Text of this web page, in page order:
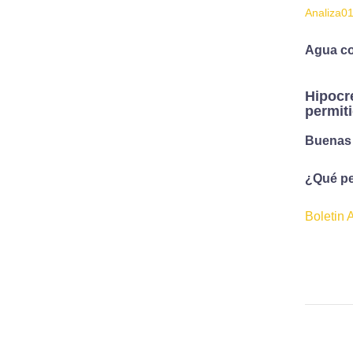
Agua
¿Qué
Boletin